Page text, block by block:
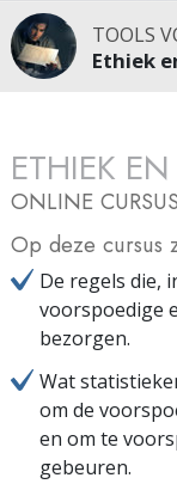
TOOLS
Ethiek
ETHIEK
ONLINE CURSUS
Op deze cursus
De regels die,
voorspoedige
bezorgen.
Wat
om de
en om te
gebeuren.